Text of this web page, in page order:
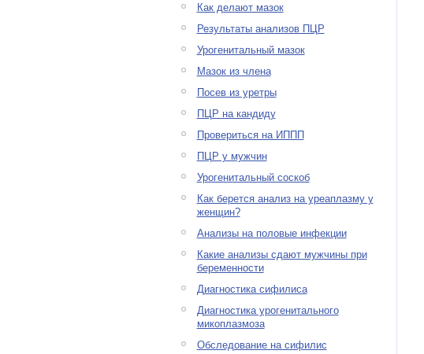
Как делают мазок
Результаты анализов ПЦР
Урогенитальный мазок
Мазок из члена
Посев из уретры
ПЦР на кандиду
Провериться на ИППП
ПЦР у мужчин
Урогенитальный соскоб
Как берется анализ на уреаплазму у
женщин?
Анализы на половые инфекции
Какие анализы сдают мужчины при
беременности
Диагностика сифилиса
Диагностика урогенитального
микоплазмоза
Обследование на сифилис